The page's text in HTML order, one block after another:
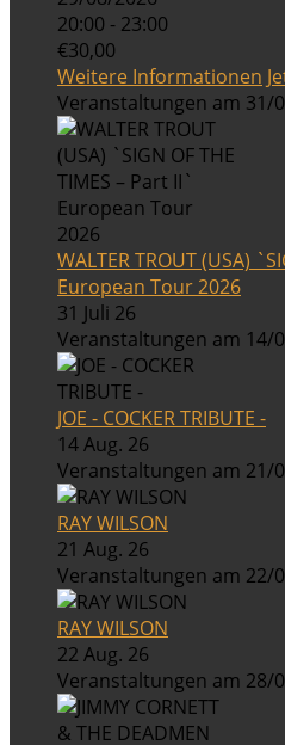
20:00 - 23:00
€30,00
Weitere Informationen
Veranstaltungen am 31/
WALTER TROUT (USA)
European Tour 2026
31 Juli 26
Veranstaltungen am 14/
JOE - COCKER TRIBUTE -
14 Aug. 26
Veranstaltungen am 21/
RAY WILSON
21 Aug. 26
Veranstaltungen am 22/
RAY WILSON
22 Aug. 26
Veranstaltungen am 28/